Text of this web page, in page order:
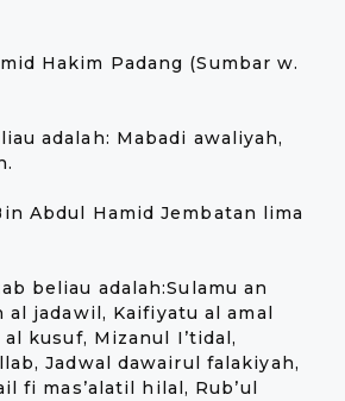
Hakim Padang (Sumbar w.
adalah: Mabadi awaliyah,
Abdul Hamid Jembatan lima
beliau adalah:Sulamu an
al jadawil, Kaifiyatu al amal
kusuf, Mizanul I’tidal,
Jadwal dawairul falakiyah,
fi mas’alatil hilal, Rub’ul